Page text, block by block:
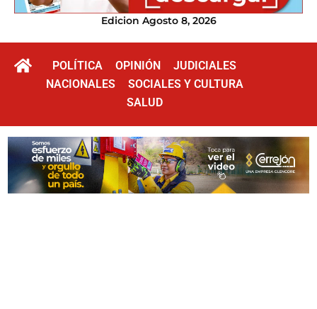
Edicion Agosto 8, 2026
POLÍTICA OPINIÓN
JUDICIALES
NACIONALES
SOCIALES Y CULTURA
SALUD